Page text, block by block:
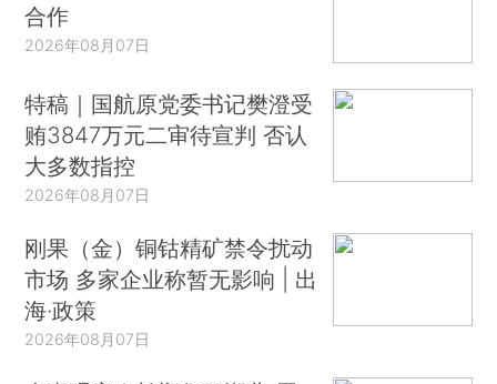
合作
2026年08月07日
特稿｜国航原党委书记樊澄受
贿3847万元二审待宣判 否认
大多数指控
2026年08月07日
刚果（金）铜钴精矿禁令扰动
市场 多家企业称暂无影响 | 出
海·政策
2026年08月07日